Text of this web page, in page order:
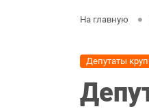
На главную
Депутаты